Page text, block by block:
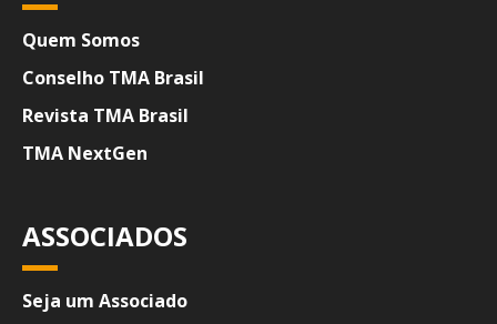
Quem Somos
Conselho TMA Brasil
Revista TMA Brasil
TMA NextGen
ASSOCIADOS
Seja um Associado